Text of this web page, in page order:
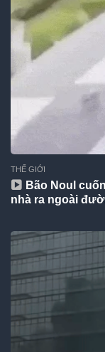
THẾ GIỚI
Bão Noul
nhà ra ngoài